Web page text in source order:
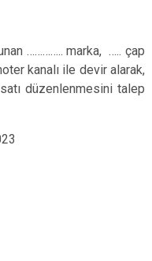
………….. marka, ….. çap
kanalı ile devir alarak,
düzenlenmesini talep